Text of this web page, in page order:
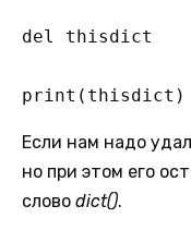
del thisdict
print(thisdict)
Если нам надо
но при этом его
слово dict().